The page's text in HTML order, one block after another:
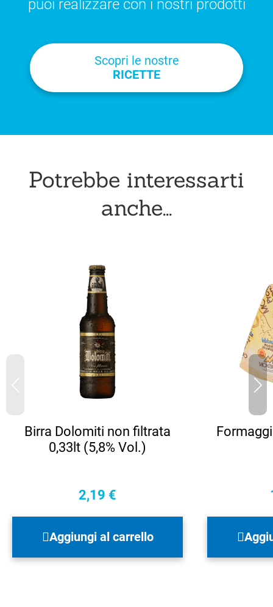
puoi realizzare con i nostri prodotti
Scopri le nostre
RICETTE
Potrebbe interessarti
anche...
Birra Dolomiti non filtrata
0,33lt (5,8% Vol.)
2,19 €
Aggiungi al carrello